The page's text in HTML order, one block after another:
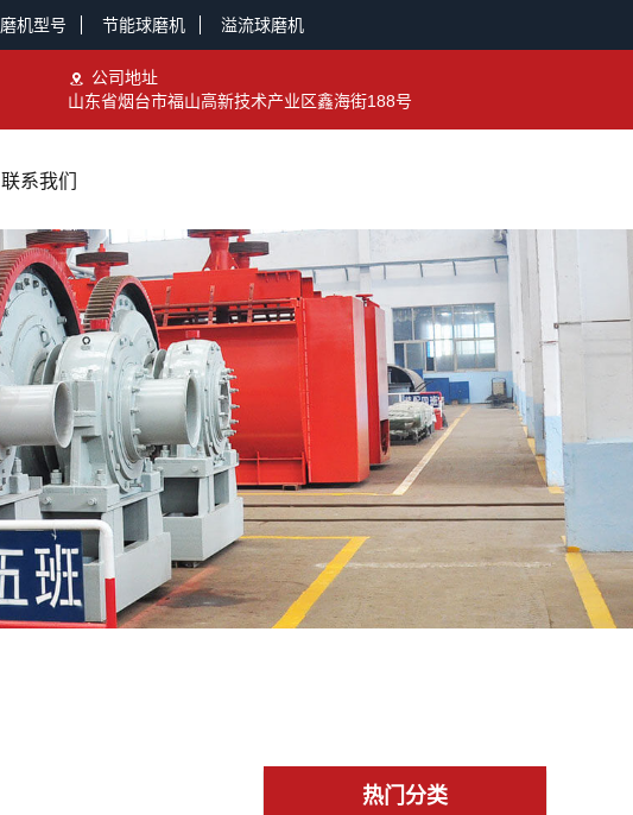
磨机型号 节能球磨机 溢流球磨机
公司地址
山东省烟台市福山高新技术产业区鑫海街188号
联系我们
热门分类